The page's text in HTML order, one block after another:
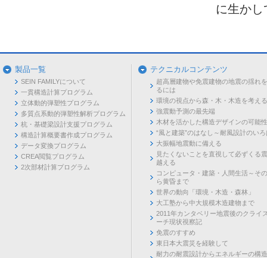
に生か
製品一覧
SEIN FAMILYについて
一貫構造計算プログラム
立体動的弾塑性プログラム
多質点系動的弾塑性解析プログラム
杭・基礎梁設計支援プログラム
構造計算概要書作成プログラム
データ変換プログラム
CREA閲覧プログラム
2次部材計算プログラム
テクニカルコンテンツ
超高層建物や免震建物の地震の揺れ
るには
環境の視点から森・木・木造を考える
強震動予測の最先端
木材を活かした構造デザインの可能性
“風と建築”のはなし～耐風設計のいろ
大振幅地震動に備える
見たくないことを直視して必ずくる
越える
コンピュータ・建築・人間生活～そ
ら黄昏まで
世界の動向「環境・木造・森林」
大工塾から中大規模木造建物まで
2011年カンタベリー地震後のクライ
ーチ現状視察記
免震のすすめ
東日本大震災を経験して
耐力の耐震設計からエネルギーの構